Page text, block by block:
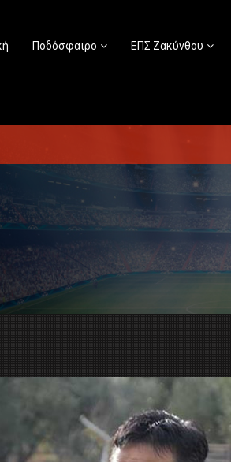
Ποδόσφαιρο ΕΠΣ Ζακύνθου